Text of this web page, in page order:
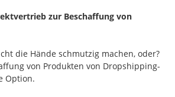
zur Beschaffung von
die Hände schmutzig machen, oder?
von Produkten von Dropshipping-
Option.